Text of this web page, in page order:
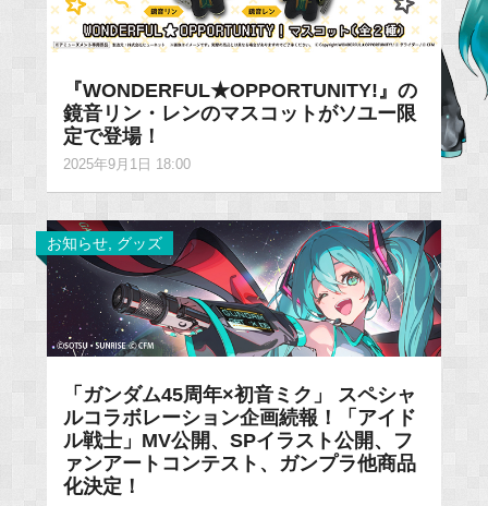
『WONDERFUL★OPPORTUNITY!』の
鏡音リン・レンのマスコットがソユー限
定で登場！
2025年9月1日 18:00
お知らせ, グッズ
「ガンダム45周年×初音ミク」 スペシャ
ルコラボレーション企画続報！「アイド
ル戦士」MV公開、SPイラスト公開、フ
ァンアートコンテスト、ガンプラ他商品
化決定！